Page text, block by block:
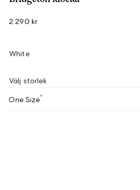
2 290 kr
White
Välj storlek
One Size